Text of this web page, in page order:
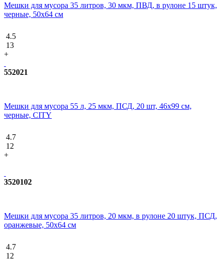
Мешки для мусора 35 литров, 30 мкм, ПВД, в рулоне 15 штук,
черные, 50х64 см
4.5
13
+
552021
Мешки для мусора 55 л, 25 мкм, ПСД, 20 шт, 46х99 см,
черные, CITY
4.7
12
+
3520102
Мешки для мусора 35 литров, 20 мкм, в рулоне 20 штук, ПСД,
оранжевые, 50х64 см
4.7
12